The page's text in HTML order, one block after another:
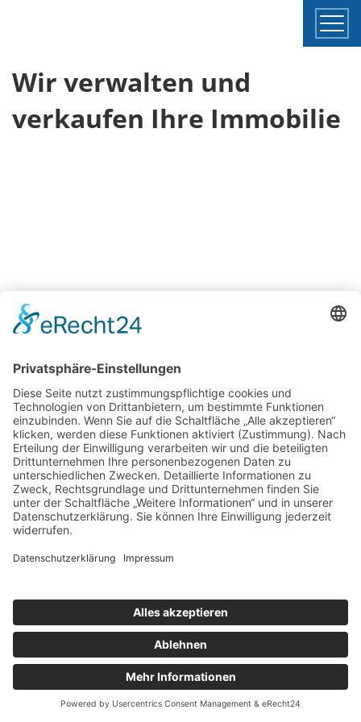
Wir verwalten und
verkaufen Ihre Immobilie
HAFER Immobilien GmbH
Zum Strothebach 22 | 33175 Bad Lippspringe
E-Mail:info@hafer-immobilien.de
Tel.:0 52 52 / 915 470
Bei uns ist der Service
Datenschutz
Kontakt
Cookie-Richtlinie (EU)